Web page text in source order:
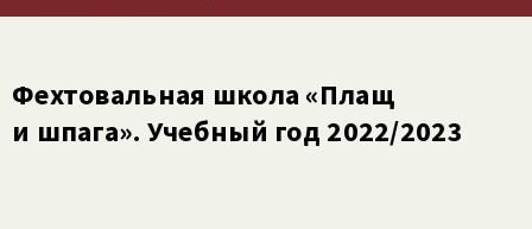
Фехтовальная школа «Плащ
и шпага». Учебный год 2022/​2023